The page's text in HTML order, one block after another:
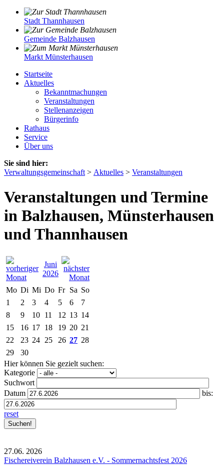
Stadt Thannhausen
Gemeinde Balzhausen
Markt Münsterhausen
Startseite
Aktuelles
Bekanntmachungen
Veranstaltungen
Stellenanzeigen
Bürgerinfo
Rathaus
Service
Über uns
Sie sind hier:
Verwaltungsgemeinschaft > Aktuelles > Veranstaltungen
Veranstaltungen und Termine
in Balzhausen, Münsterhausen
und Thannhausen
Juni
2026
Mo Di Mi Do Fr Sa So
1
2 3 4 5 6
7
8
9 10 11 12 13 14
15
16 17 18 19 20 21
22
23 24 25 26 27 28
29
30
Hier können Sie gezielt suchen:
Kategorie
Suchwort
Datum
bis:
reset
27.06. 2026
Fischereiverein Balzhausen e.V. - Sommernachtsfest 2026